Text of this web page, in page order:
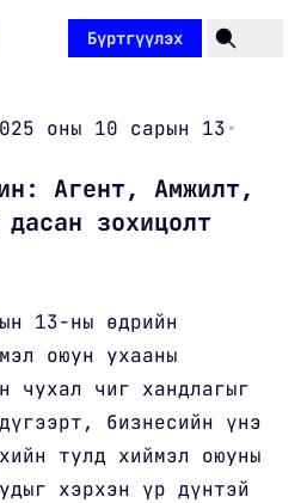
Бүртгүүлэх
оны 10 сарын 13•
Агент, Амжилт,
зохицолт
13-ны өдрийн
оюун ухааны
чухал чиг хандлагыг
бизнесийн үнэ
тулд хиймэл оюуны
хэрхэн үр дүнтэй